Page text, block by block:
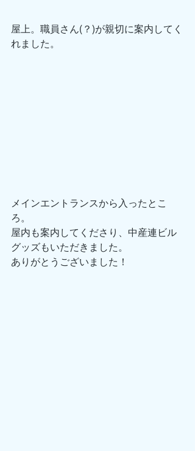
屋上。職員さん(？)が親切に案内してく
れました。
メインエントランスから入ったとこ
ろ。
屋内も案内してくださり、中産連ビル
グッズもいただきました。
ありがとうございました！